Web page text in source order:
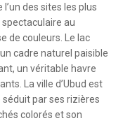
des sites les plus
au
de couleurs. Le lac
cadre naturel paisible
un véritable havre
La ville d’Ubud est
séduit par ses rizières
colorés et son